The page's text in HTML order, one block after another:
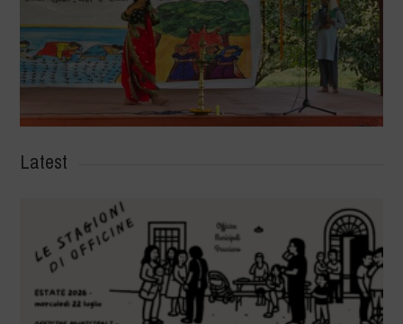
Latest